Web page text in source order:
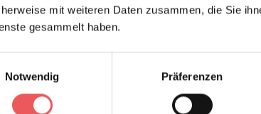
mit weiteren Daten zusammen, die Sie
gesammelt haben.
Notwendig
Präferenzen